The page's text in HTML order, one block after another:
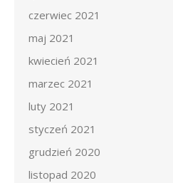
czerwiec 2021
maj 2021
kwiecień 2021
marzec 2021
luty 2021
styczeń 2021
grudzień 2020
listopad 2020